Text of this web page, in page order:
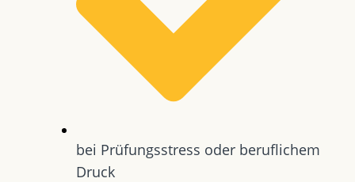
bei Prüfungsstress oder beruflichem
Druck